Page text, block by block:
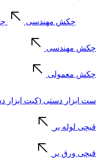
چکش مهندسی
چکش مهندسی
چکش معمولی
ست ابزار دستی (کیت ابزار
قیچی لوله بر
قیچی ورق بر